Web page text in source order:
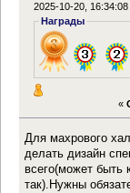
2025-10-20, 16:34:08
Награды
«
Для махрового
делать дизайн
всего(может быть
так).Нужны